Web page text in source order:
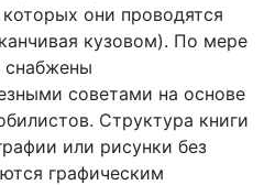
они проводятся
кузовом). По мере
снабжены
советами на основе
Структура книги
или рисунки без
графическим